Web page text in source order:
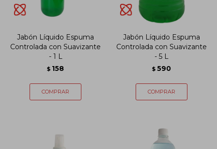
Jabón Líquido Espuma
Controlada con Suavizante
- 1 L
$ 158
Jabón Líquido Espuma
Controlada con Suavizante
- 5 L
$ 590